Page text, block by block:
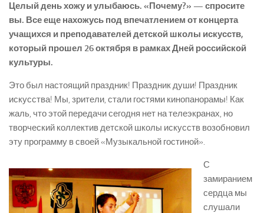
Целый день хожу и улыбаюсь. «Почему?» — спросите
вы. Все еще нахожусь под впечатлением от концерта
учащихся и преподавателей детской школы искусств,
который прошел 26 октября в рамках Дней российской
культуры.
Это был настоящий праздник! Праздник души! Праздник
искусства! Мы, зрители, стали гостями кинопанорамы! Как
жаль, что этой передачи сегодня нет на телеэкранах, но
творческий коллектив детской школы искусств возобновил
эту программу в своей «Музыкальной гостиной».
С
замиранием
сердца мы
слушали